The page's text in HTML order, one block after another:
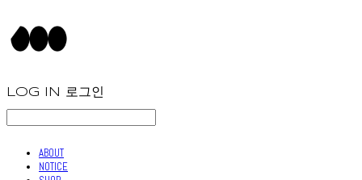
LOG IN 로그인
ABOUT
NOTICE